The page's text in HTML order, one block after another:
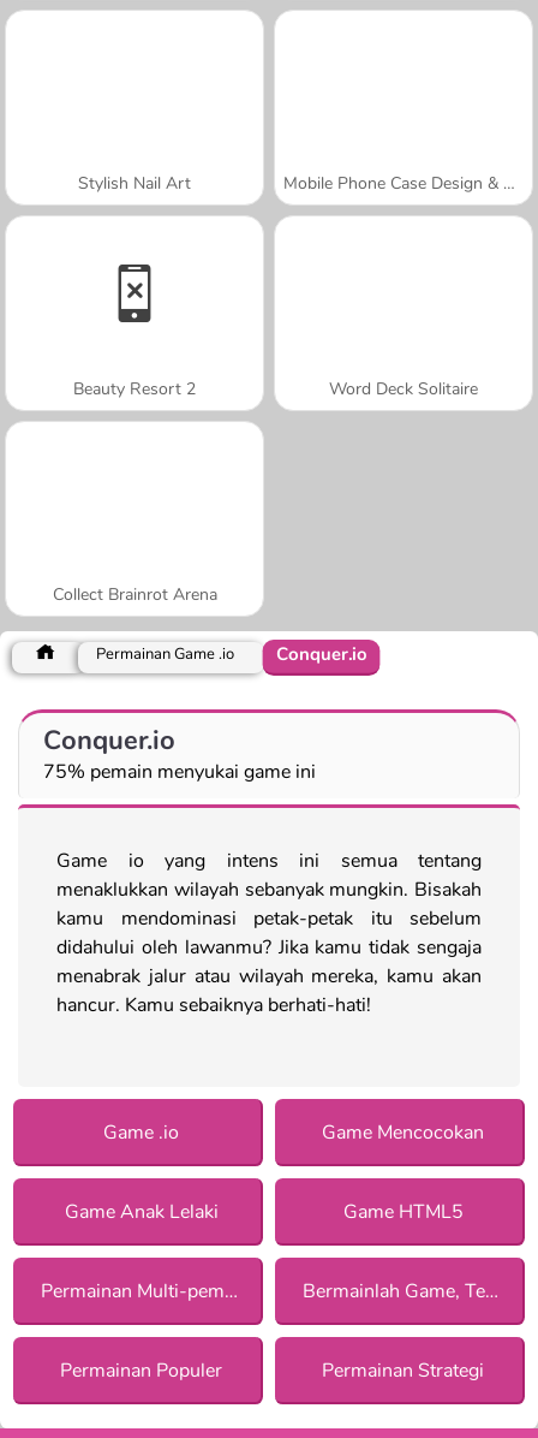
Stylish Nail Art Mobile Phone Case Design & DIY
Beauty Resort 2 Word Deck Solitaire
Collect Brainrot Arena
Permainan Game .io Conquer.io
Conquer.io
75% pemain menyukai game ini
Game io yang intens ini semua tentang
menaklukkan wilayah sebanyak mungkin. Bisakah
kamu mendominasi petak-petak itu sebelum
didahului oleh lawanmu? Jika kamu tidak sengaja
menabrak jalur atau wilayah mereka, kamu akan
hancur. Kamu sebaiknya berhati-hati!
Game .io Game Mencocokan
Game Anak Lelaki Game HTML5
Permainan Multi-pemain Bermainlah Game, Tetap Aman!
Permainan Populer Permainan Strategi